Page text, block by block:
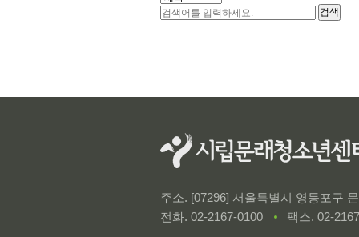
검색
주소. [07296] 서울특별시 영등포구
전화. 02-2167-0100 팩스. 02-